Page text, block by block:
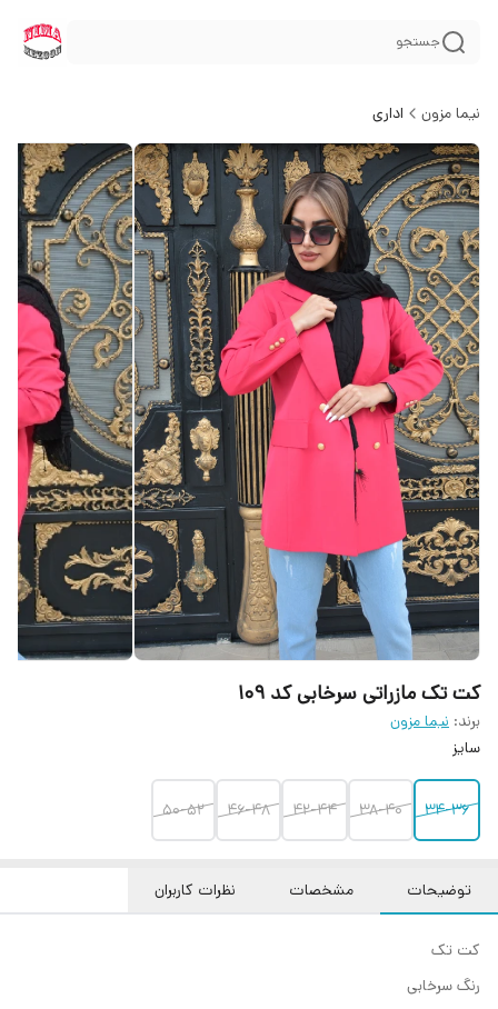
جستجو
نیما مزون اداری
کت تک مازراتی سرخابی کد ۱۰۹
برند: نیما مزون
سایز
34-36
38-40
42-44
46-48
50-52
توضیحات مشخصات نظرات کاربران
کت تک
رنگ سرخابی